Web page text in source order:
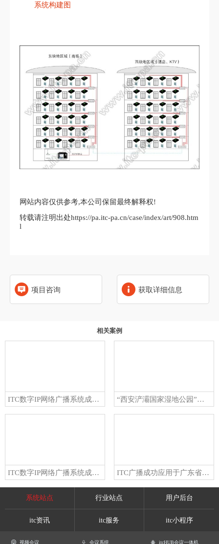
系统构建图
网站内容仅供参考,本公司保留最终解释权!
转载请注明出处https://pa.itc-pa.cn/case/index/art/908.htm
l
项目咨询 获取详细信息
相关案例
ITC数字IP网络广播系统成功应用吉林烟草工业有限责任公司 “西安浐灞国家湿地公园”数字IP网络广播应用实例解析
ITC数字IP网络广播系统成功应用广州绿地中央广场 ITC广播成功应用于广东省示范中医医院东莞市中医院
系统站点 行业站点 用户后台
itc资讯 itc服务 itc小程序
视频会议 会议系统 itcHUB会议一体机